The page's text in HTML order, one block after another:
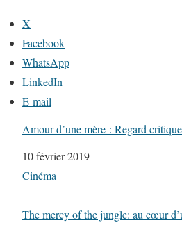
X
Facebook
WhatsApp
LinkedIn
E-mail
Amour d’une mère : Regard critique
Date
10 février 2019
Par rapport à
Cinéma
The mercy of the jungle: au cœur